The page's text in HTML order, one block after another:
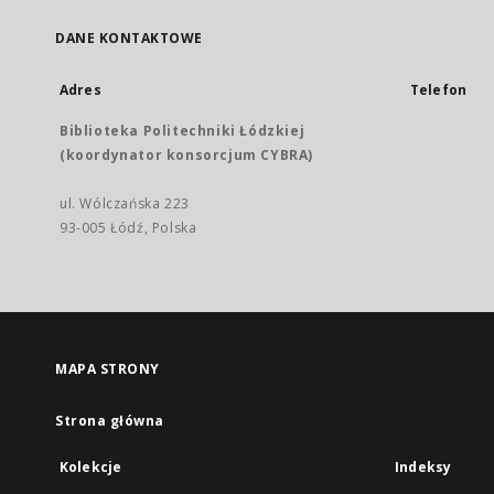
DANE KONTAKTOWE
Adres
Biblioteka Politechniki Łódzkiej
(koordynator konsorcjum CYBRA)
ul. Wólczańska 223
93-005 Łódź, Polska
Telefon
MAPA STRONY
Strona główna
Kolekcje Indeksy